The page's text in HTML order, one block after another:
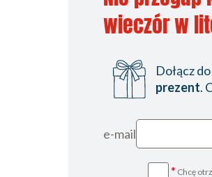
wieczór w
Dołącz
prezent.
e-mail
* Chcę